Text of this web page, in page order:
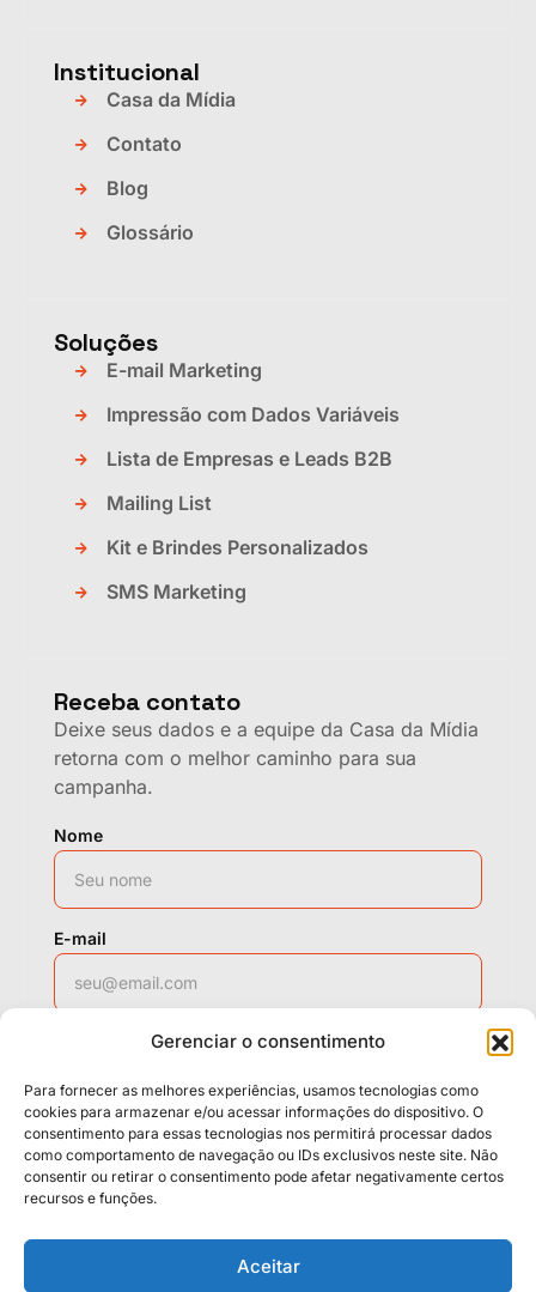
Gerenciar o consentimento
Para fornecer as melhores experiências, usamos tecnologias como
cookies para armazenar e/ou acessar informações do dispositivo. O
consentimento para essas tecnologias nos permitirá processar dados
como comportamento de navegação ou IDs exclusivos neste site. Não
consentir ou retirar o consentimento pode afetar negativamente certos
recursos e funções.
Aceitar
Institucional
Casa da Mídia
Contato
Blog
Glossário
Soluções
E-mail Marketing
Impressão com Dados Variáveis
Lista de Empresas e Leads B2B
Mailing List
Kit e Brindes Personalizados
SMS Marketing
Receba contato
Deixe seus dados e a equipe da Casa da Mídia
retorna com o melhor caminho para sua
campanha.
Nome
E-mail
Solicitar contato
Políticas Cookies Termos